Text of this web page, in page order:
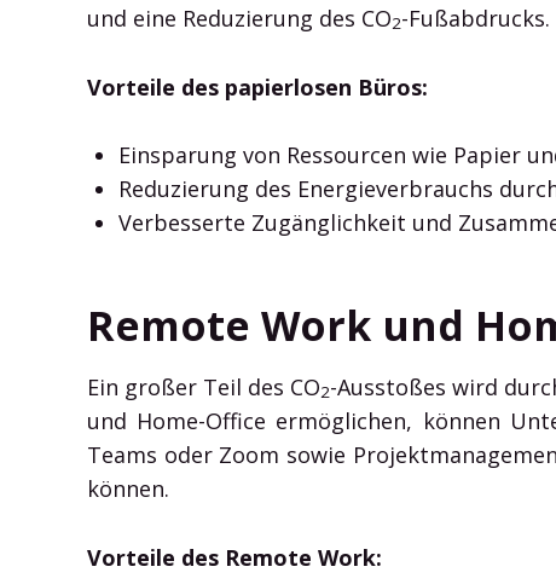
und eine Reduzierung des CO2-Fußabdrucks.
Vorteile des papierlosen Büros:
Einsparung von Ressourcen wie Papier
Reduzierung des Energieverbrauchs
Verbesserte Zugänglichkeit und
Remote Work und
Ein großer Teil des CO2-Ausstoßes wird
und Home-Office ermöglichen, können
Teams oder Zoom sowie
können.
Vorteile des Remote Work: